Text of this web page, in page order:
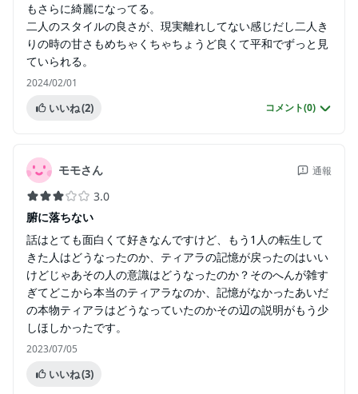
もさらに綺麗になってる。
二人のスタイルの良さが、現実離れしてない感じだし二人き
りの時の甘さもめちゃくちゃちょうど良くて平和でずっと見
ていられる。
2024/02/01
いいね(2) コメント(0)
モモさん 通報
3.0
腑に落ちない
話はとても面白くて好きなんですけど、もう1人の転生して
きた人はどうなったのか、ティアラの記憶が戻ったのはいい
けどじゃあその人の意識はどうなったのか？そのへんが雑す
ぎてどこから本当のティアラなのか、記憶がなかったあいだ
の本物ティアラはどうなっていたのかその辺の説明がもう少
しほしかったです。
2023/07/05
いいね(3)